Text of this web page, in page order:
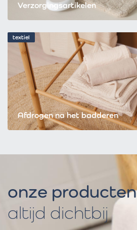
Verzorgingsartikelen
textiel
Afdrogen na het badderen
onze producten
altijd dichtbij